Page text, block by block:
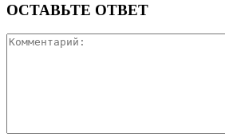
ОСТАВЬТЕ ОТВЕТ